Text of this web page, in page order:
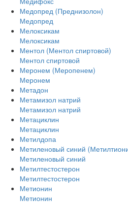
Медопред (Преднизолон)
Медопред
Мелоксикам
Мелоксикам
Ментол (Ментол спиртовой)
Ментол спиртовой
Меронем (Меропенем)
Меронем
Метадон
Метамизол натрий
Метамизол натрий
Метациклин
Метациклин
Метилдопа
Метиленовый синий
Метиленовый синий
Метилтестостерон
Метилтестостерон
Метионин
Метионин